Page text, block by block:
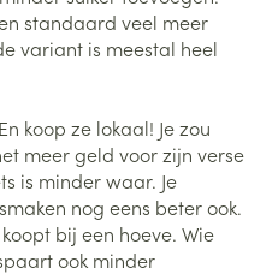
standaard veel meer
variant is meestal heel
koop ze lokaal! Je zou
meer geld voor zijn verse
is minder waar. Je
nog eens beter ook.
bij een hoeve. Wie
ook minder